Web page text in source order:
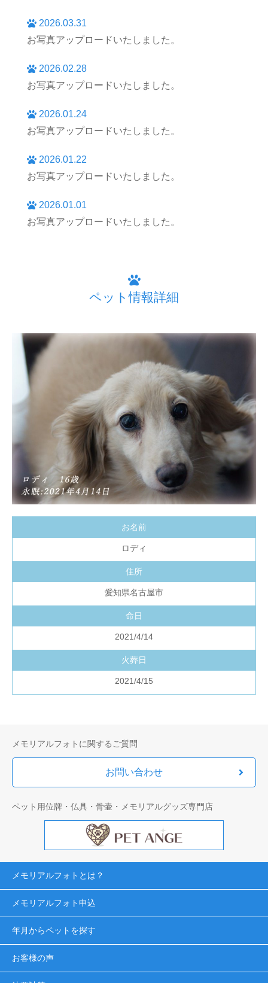
2026.03.31
お写真アップロードいたしました。
2026.02.28
お写真アップロードいたしました。
2026.01.24
お写真アップロードいたしました。
2026.01.22
お写真アップロードいたしました。
2026.01.01
お写真アップロードいたしました。
ペット情報詳細
お名前
ロディ
住所
愛知県名古屋市
命日
2021/4/14
火葬日
2021/4/15
メモリアルフォトに関するご質問
お問い合わせ
ペット用位牌・仏具・骨壷・メモリアルグッズ専門店
メモリアルフォトとは？
メモリアルフォト申込
年月からペットを探す
お客様の声